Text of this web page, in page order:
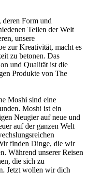
deren Form und
Teilen der Welt
unsere
zur Kreativität, macht es
zu betonen. Das
und Qualität ist die
Produkte von The
Moshi sind eine
Moshi ist ein
Neugier auf neue und
auf der ganzen Welt
finden Dinge, die wir
Während unserer Reisen
die sich zu
Jetzt wollen wir dich